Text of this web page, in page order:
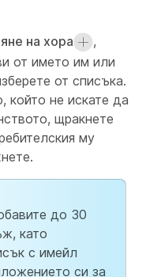
на хора
,
от името им или
от списъка.
който не искате да
щракнете
му
до 30
като
с имейл
си за